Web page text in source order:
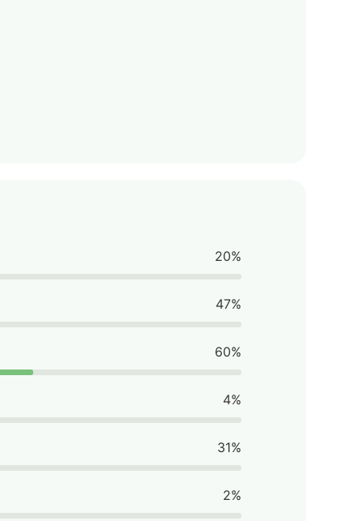
20%
47%
60%
4%
31%
2%